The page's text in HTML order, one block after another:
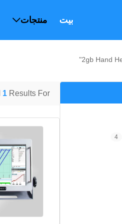
بيت منتجات
4
1 Results For "